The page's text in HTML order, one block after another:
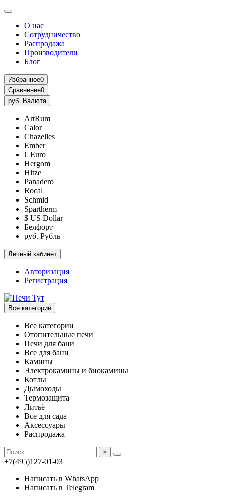
О нас
Сотрудничество
Распродажа
Производители
Блог
Избранное0
Сравнение0
руб. Валюта
ArtRum
Calor
Chazelles
Ember
€ Euro
Hergom
Hitze
Panadero
Rocal
Schmid
Spartherm
$ US Dollar
Белфорт
руб. Рубль
Личный кабинет
Авторизация
Регистрация
Все категории
Все категории
Отопительные печи
Печи для бани
Все для бани
Камины
Электрокамины и биокамины
Котлы
Дымоходы
Термозащита
Литьё
Все для сада
Аксессуары
Распродажа
×
+7(495)127-01-03
Написать в WhatsApp
Написать в Telegram